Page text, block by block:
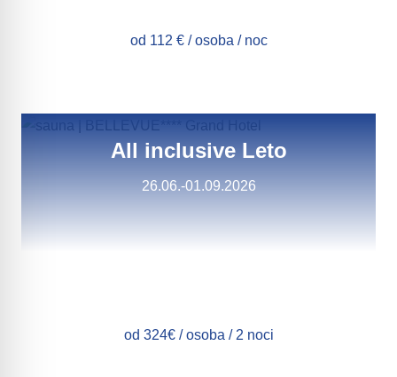
od 112 € / osoba / noc
All inclusive Leto
26.06.-01.09.2026
od 324€ / osoba / 2 noci